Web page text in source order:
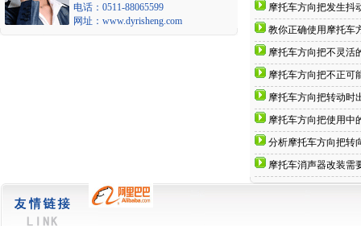
电话：0511-88065599
网址：www.dyrisheng.com
摩托车方向把发生抖
教你正确使用摩托车
摩托车方向把不灵活
摩托车方向把不正可
摩托车方向把转动时
摩托车方向把使用中
分析摩托车方向把转
摩托车消声器改装需